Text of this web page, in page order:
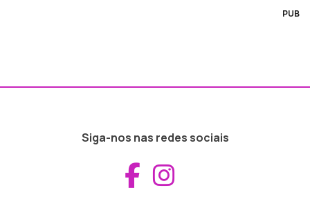
PUB
Siga-nos nas redes sociais
Aceder ao